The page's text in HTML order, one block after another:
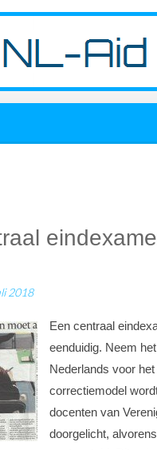
2018
Een centraal
eenduidig. Neem
Nederlands voor
correctiemodel
docenten van
doorgelicht,